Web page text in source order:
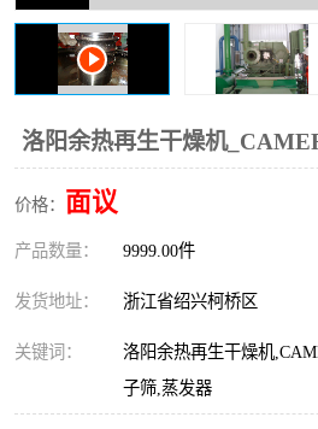
洛阳余热再生干燥机
价格： 面议
产品数量： 9999.00件
发货地址： 浙江省绍兴柯桥区
关键词：
洛阳余热再生干燥机
子筛,蒸发器
空气过滤器
冷却器
CAMERON空压机维修